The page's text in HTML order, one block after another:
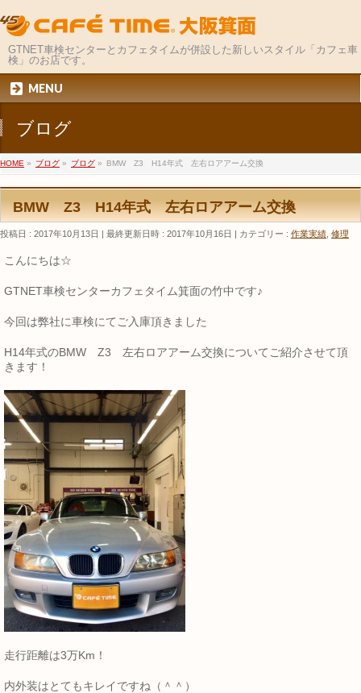
GTNET車検センターとカフェタイムが併設した新しいスタイル「カフェ車
検」のお店です。
MENU
ブログ
HOME » ブログ » ブログ » BMW Z3 H14年式 左右ロアアーム交換
BMW Z3 H14年式 左右ロアアーム交換
投稿日 : 2017年10月13日 最終更新日時 : 2017年10月16日 カテゴリー : 作業実績 修理
こんにちは☆
GTNET車検センターカフェタイム箕面の竹中です♪
今回は弊社に車検にてご入庫頂きました
H14年式のBMW Z3 左右ロアアーム交換についてご紹介させて頂
きます！
走行距離は3万Km！
内外装はとてもキレイですね（＾＾）